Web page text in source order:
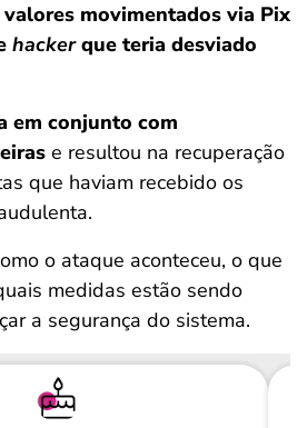
movimentados via Pix
hackerque teria desviado
em conjunto com
e resultou na recuperação
que haviam recebido os
o ataque aconteceu, o que
medidas estão sendo
a segurança do sistema.